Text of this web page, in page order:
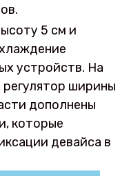
5 см и
устройств. На
ширины
дополнены
которые
девайса в